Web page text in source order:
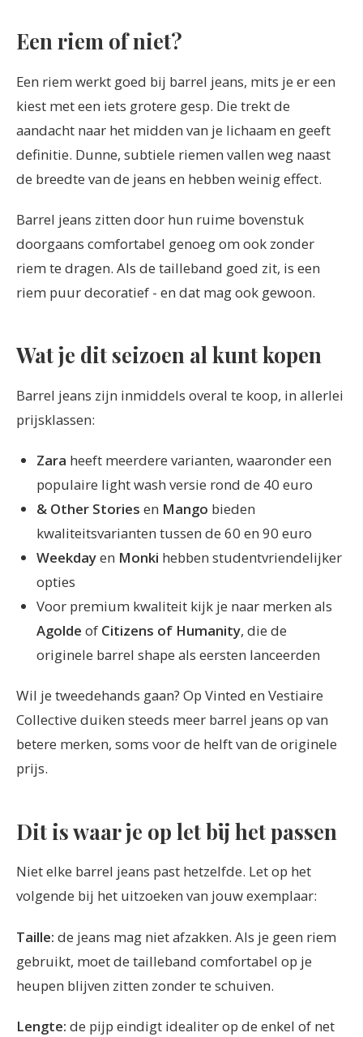
Een riem of niet?
Een riem werkt goed bij barrel jeans, mits je er een
kiest met een iets grotere gesp. Die trekt de
aandacht naar het midden van je lichaam en geeft
definitie. Dunne, subtiele riemen vallen weg naast
de breedte van de jeans en hebben weinig effect.
Barrel jeans zitten door hun ruime bovenstuk
doorgaans comfortabel genoeg om ook zonder
riem te dragen. Als de tailleband goed zit, is een
riem puur decoratief - en dat mag ook gewoon.
Wat je dit seizoen al kunt kopen
Barrel jeans zijn inmiddels overal te koop, in allerlei
prijsklassen:
Zara heeft meerdere varianten, waaronder een
populaire light wash versie rond de 40 euro
& Other Stories en Mango bieden
kwaliteitsvarianten tussen de 60 en 90 euro
Weekdayen Monki hebben studentvriendelijker
opties
Voor premium kwaliteit kijk je naar merken als
Agolde of Citizens of Humanity, die de
originele barrel shape als eersten lanceerden
Wil je tweedehands gaan? Op Vinted en Vestiaire
Collective duiken steeds meer barrel jeans op van
betere merken, soms voor de helft van de originele
prijs.
Dit is waar je op let bij het passen
Niet elke barrel jeans past hetzelfde. Let op het
volgende bij het uitzoeken van jouw exemplaar:
Taille: de jeans mag niet afzakken. Als je geen riem
gebruikt, moet de tailleband comfortabel op je
heupen blijven zitten zonder te schuiven.
Lengte: de pijp eindigt idealiter op de enkel of net